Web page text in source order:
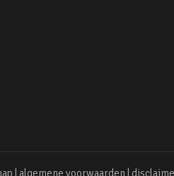
algemene voorwaarden